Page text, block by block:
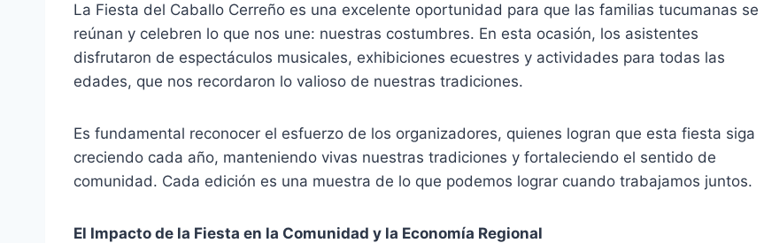
La Fiesta del Caballo Cerreño es una excelente oportunidad para que las familias tucumanas se
reúnan y celebren lo que nos une: nuestras costumbres. En esta ocasión, los asistentes
disfrutaron de espectáculos musicales, exhibiciones ecuestres y actividades para todas las
edades, que nos recordaron lo valioso de nuestras tradiciones.
Es fundamental reconocer el esfuerzo de los organizadores, quienes logran que esta fiesta siga
creciendo cada año, manteniendo vivas nuestras tradiciones y fortaleciendo el sentido de
comunidad. Cada edición es una muestra de lo que podemos lograr cuando trabajamos juntos.
El Impacto de la Fiesta en la Comunidad y la Economía Regional